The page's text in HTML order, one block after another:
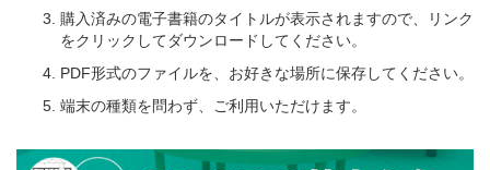
購入済みの電子書籍のタイトルが表示されますので、リンク
をクリックしてダウンロードしてください。
PDF形式のファイルを、お好きな場所に保存してください。
端末の種類を問わず、ご利用いただけます。